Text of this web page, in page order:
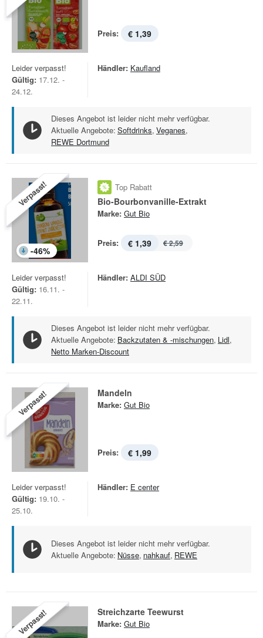
Preis: € 1,39
Leider verpasst!
Gültig: 17.12. -
24.12.
Händler: Kaufland
Dieses Angebot ist leider nicht mehr verfügbar.
Aktuelle Angebote: Softdrinks, Veganes,
REWE Dortmund
Verpasst!
-46%
Top Rabatt
Bio-Bourbonvanille-Extrakt
Marke: Gut Bio
Preis: € 1,39 € 2,59
Leider verpasst!
Gültig: 16.11. -
22.11.
Händler: ALDI SÜD
Dieses Angebot ist leider nicht mehr verfügbar.
Aktuelle Angebote: Backzutaten & -mischungen, Lidl,
Netto Marken-Discount
Verpasst! Mandeln
Marke: Gut Bio
Preis: € 1,99
Leider verpasst!
Gültig: 19.10. -
25.10.
Händler: E center
Dieses Angebot ist leider nicht mehr verfügbar.
Aktuelle Angebote: Nüsse, nahkauf, REWE
Verpasst! Streichzarte Teewurst
Marke: Gut Bio